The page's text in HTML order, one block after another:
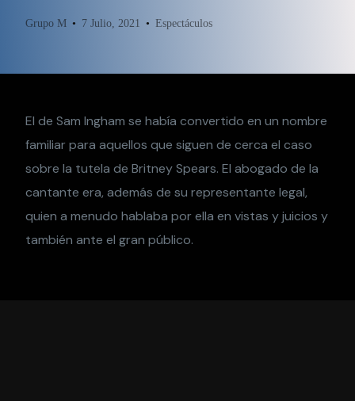
Grupo M 7 Julio, 2021 Espectáculos
El de Sam Ingham se había convertido en un nombre
familiar para aquellos que siguen de cerca el caso
sobre la tutela de Britney Spears. El abogado de la
cantante era, además de su representante legal,
quien a menudo hablaba por ella en vistas y juicios y
también ante el gran público.